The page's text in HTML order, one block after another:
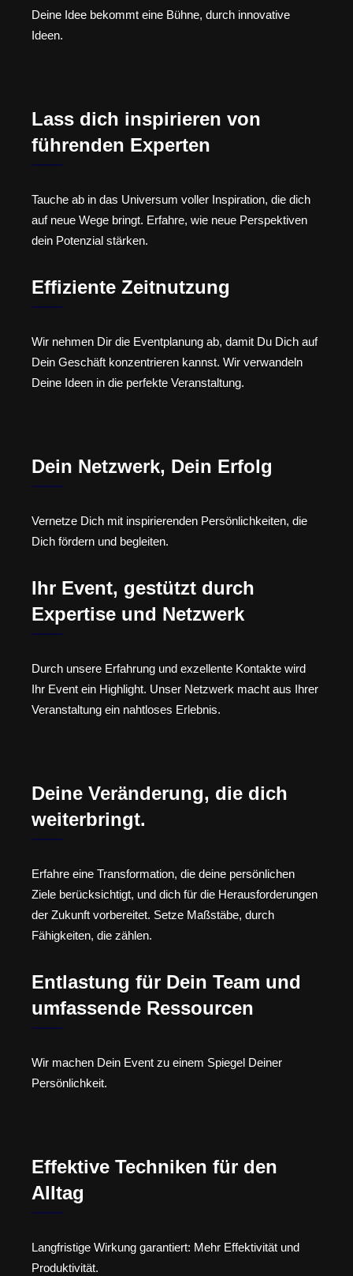
Deine Idee bekommt eine Bühne, durch innovative
Ideen.
Lass dich inspirieren von
führenden Experten
Tauche ab in das Universum voller Inspiration, die dich
auf neue Wege bringt. Erfahre, wie neue Perspektiven
dein Potenzial stärken.
Effiziente Zeitnutzung
Wir nehmen Dir die Eventplanung ab, damit Du Dich auf
Dein Geschäft konzentrieren kannst. Wir verwandeln
Deine Ideen in die perfekte Veranstaltung.
Dein Netzwerk, Dein Erfolg
Vernetze Dich mit inspirierenden Persönlichkeiten, die
Dich fördern und begleiten.
Ihr Event, gestützt durch
Expertise und Netzwerk
Durch unsere Erfahrung und exzellente Kontakte wird
Ihr Event ein Highlight. Unser Netzwerk macht aus Ihrer
Veranstaltung ein nahtloses Erlebnis.
Deine Veränderung, die dich
weiterbringt.
Erfahre eine Transformation, die deine persönlichen
Ziele berücksichtigt, und dich für die Herausforderungen
der Zukunft vorbereitet. Setze Maßstäbe, durch
Fähigkeiten, die zählen.
Entlastung für Dein Team und
umfassende Ressourcen
Wir machen Dein Event zu einem Spiegel Deiner
Persönlichkeit.
Effektive Techniken für den
Alltag
Langfristige Wirkung garantiert: Mehr Effektivität und
Produktivität.